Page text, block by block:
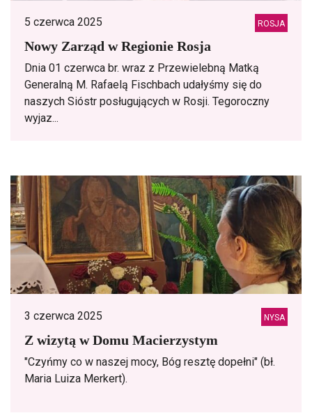
5 czerwca 2025 ROSJA
Nowy Zarząd w Regionie Rosja
Dnia 01 czerwca br. wraz z Przewielebną Matką
Generalną M. Rafaelą Fischbach udałyśmy się do
naszych Sióstr posługujących w Rosji. Tegoroczny
wyjaz...
3 czerwca 2025 NYSA
Z wizytą w Domu Macierzystym
"Czyńmy co w naszej mocy, Bóg resztę dopełni" (bł.
Maria Luiza Merkert).